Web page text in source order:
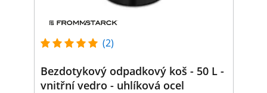
(2)
Bezdotykový odpadkový koš - 50 L -
vnitřní vedro - uhlíková ocel